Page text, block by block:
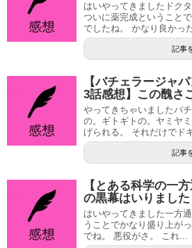
はいやってきましたドク
ついに薬完成ということ
でしたね。 かなり良かっ
記事
【バチェラージャ
3話感想】この醜さ
やってきちゃいましたバ
の。ギトギトの。ヤミヤ
げられる。 それだけでド
記事
【とある科学の一
の黒幕はいりました
はいやってきました一方
うことでかなり盛り上が
でね。 悪役がさ。 これ...